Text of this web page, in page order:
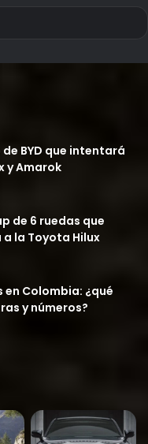
BYD que intentará
y Amarok
de 6 ruedas que
la Toyota Hilux
Colombia: ¿qué
y números?